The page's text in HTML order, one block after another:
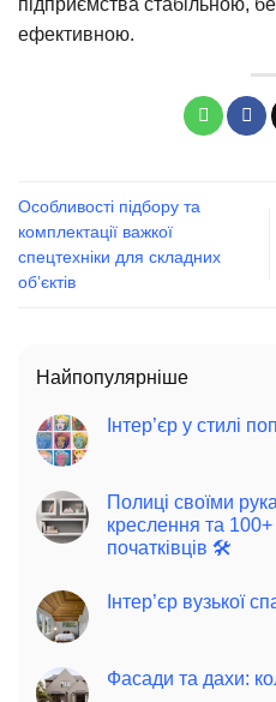
ефективною.
Особливості підбору та
комплектації важкої
спецтехніки для складних
об’єктів
Найпопулярніше
Інтер’єр у стилі
Полиці своїми
креслення та
початківців 🛠️
Інтер’єр вузької
Фасади та дахи: